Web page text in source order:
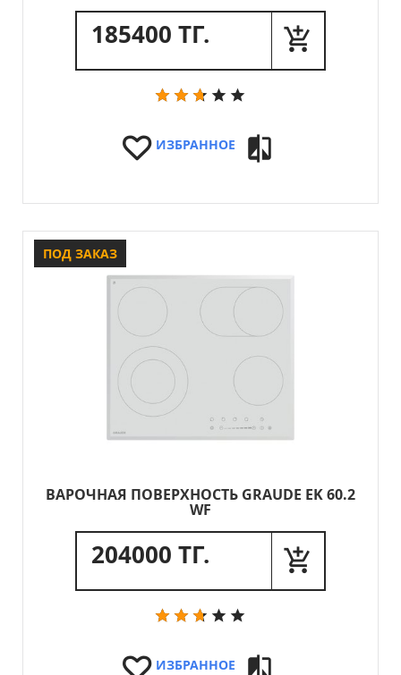
185400 ТГ.
ИЗБРАННОЕ
ВАРОЧНАЯ ПОВЕРХНОСТЬ GRAUDE EK 60.2
WF
204000 ТГ.
ИЗБРАННОЕ
ПОД ЗАКАЗ